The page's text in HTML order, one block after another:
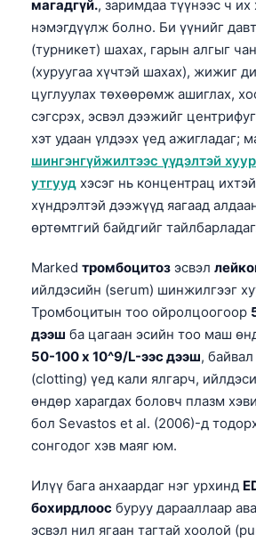
магадгүй., заримдаа түүнээс ч
нэмэгдүүлж болно. Би үүнийг
(турникет) шахах, гарын алгыг
(хуруугаа хүчтэй шахах), жижиг
цуглуулах төхөөрөмж ашиглах,
сэгсрэх, эсвэл дээжийг
хэт удаан үлдээх үед ажигладаг;
шингэнгүйжилтээс үүдэлтэй
утгууд хэсэг нь концентрац
хүндрэлтэй дээжүүд яагаад
өртөмтгий байдгийг
Marked тромбоцитоз эсвэл
ийлдэсийн (serum) шинжилгээг
Тромбоцитын тоо ойролцоогоор
дээш ба цагаан эсийн тоо маш
50-100 x 10^9/L-ээс дээш,
(clotting) үед кали ялгарч,
өндөр харагдах боловч плазм
бол Sevastos et al. (2006)-д
сонгодог хэв маяг юм.
Илүү бага анхаардаг нэг урхинд
бохирдлоос буруу дарааллаар
эсвэл нил ягаан тагтай хоолой